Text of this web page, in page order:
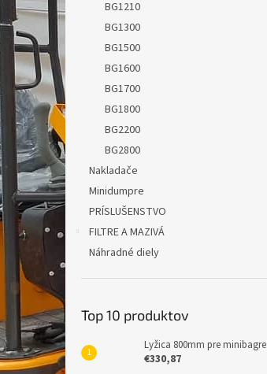
BG1210
BG1300
BG1500
BG1600
BG1700
BG1800
BG2200
BG2800
Nakladače
Minidumpre
PRÍSLUŠENSTVO
FILTRE A MAZIVÁ
Náhradné diely
Top 10 produktov
Lyžica 800mm pre minibagre
€330,87